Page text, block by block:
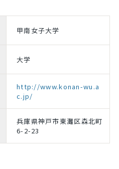
甲南女子大学
大学
http://www.konan-wu.a
c.jp/
兵庫県神戸市東灘区森北町
6-2-23